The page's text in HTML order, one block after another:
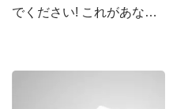
でください! これがあなた